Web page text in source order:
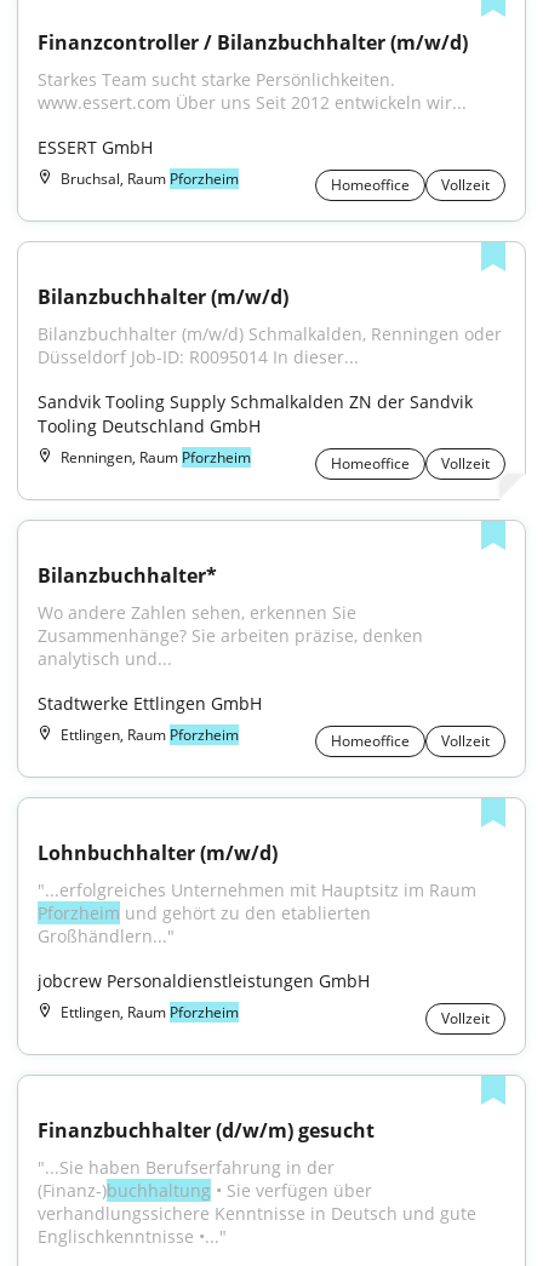
Finanzcontroller / Bilanzbuchhalter (m/w/d)
Starkes Team sucht starke Persönlichkeiten.
www.essert.com Über uns Seit 2012 entwickeln wir...
ESSERT GmbH
Bruchsal, Raum Pforzheim Homeoffice Vollzeit
Bilanzbuchhalter (m/w/d)
Bilanzbuchhalter (m/w/d) Schmalkalden, Renningen oder
Düsseldorf Job-ID: R0095014 In dieser...
Sandvik Tooling Supply Schmalkalden ZN der Sandvik
Tooling Deutschland GmbH
Renningen, Raum Pforzheim Homeoffice Vollzeit
Bilanzbuchhalter*
Wo andere Zahlen sehen, erkennen Sie
Zusammenhänge? Sie arbeiten präzise, denken
analytisch und...
Stadtwerke Ettlingen GmbH
Ettlingen, Raum Pforzheim Homeoffice Vollzeit
Lohnbuchhalter (m/w/d)
Pforzheim und gehört zu den etablierten
Großhändlern..."
jobcrew Personaldienstleistungen GmbH
Ettlingen, Raum Pforzheim Vollzeit
Finanzbuchhalter (d/w/m) gesucht
"...Sie haben Berufserfahrung in der
(Finanz-)buchhaltung • Sie verfügen über
verhandlungssichere Kenntnisse in Deutsch und gute
Englischkenntnisse •..."